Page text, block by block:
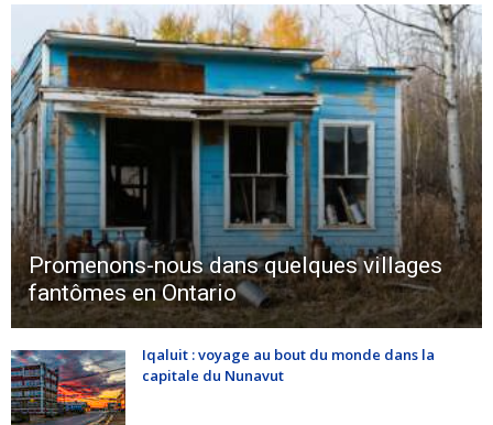
Promenons-nous dans quelques villages
fantômes en Ontario
Iqaluit : voyage au bout du monde dans la
capitale du Nunavut